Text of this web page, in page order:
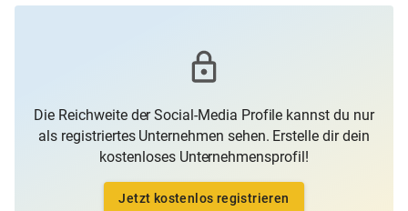
Die Reichweite der Social-Media Profile kannst du nur
als registriertes Unternehmen sehen. Erstelle dir dein
kostenloses Unternehmensprofil!
Jetzt kostenlos registrieren